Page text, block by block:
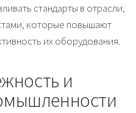
стандарты в отрасли,
которые повышают
их оборудования.
и